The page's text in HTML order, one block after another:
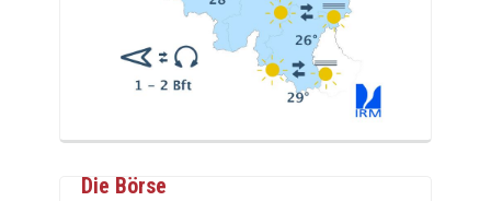
Die Börse